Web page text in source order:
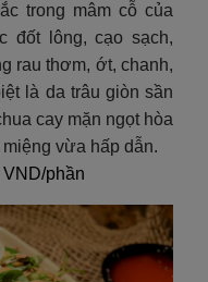
trong mâm cỗ của
đốt lông, cạo sạch,
rau thơm, ớt, chanh,
là da trâu giòn sần
cay mặn ngọt hòa
vừa hấp dẫn.
phần